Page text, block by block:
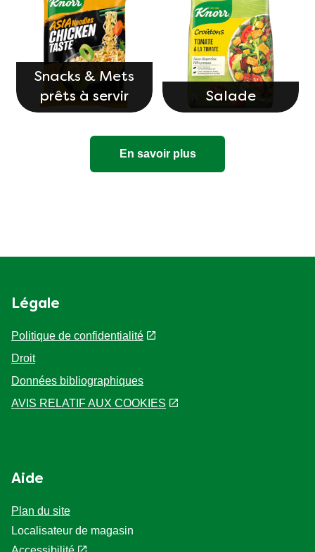
Snacks & Mets
prêts à servir
Salade
En savoir plus
Légale
Politique de confidentialité
Droit
Données bibliographiques
AVIS RELATIF AUX COOKIES
Aide
Plan du site
Localisateur de magasin